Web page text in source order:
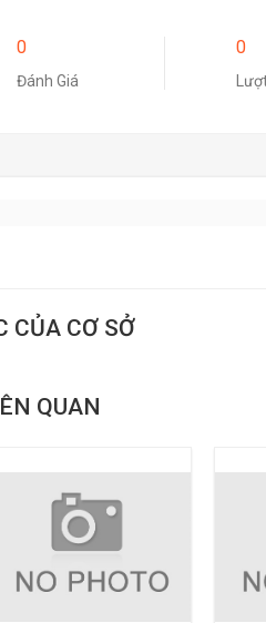
0
Đánh Giá
0
CỦA CƠ SỞ
QUAN